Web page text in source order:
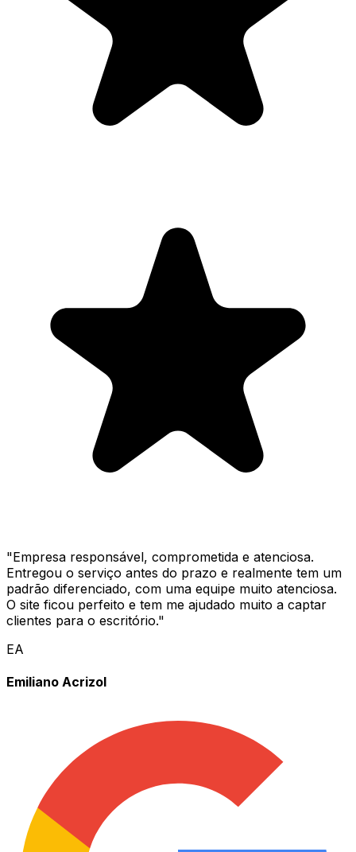
"Empresa responsável, comprometida e atenciosa.
Entregou o serviço antes do prazo e realmente tem um
padrão diferenciado, com uma equipe muito atenciosa.
O site ficou perfeito e tem me ajudado muito a captar
clientes para o escritório."
EA
Emiliano Acrizol